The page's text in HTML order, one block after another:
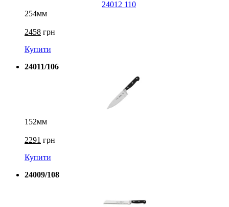
254мм
2458 грн
Купити
24011/106
152мм
2291 грн
Купити
24009/108